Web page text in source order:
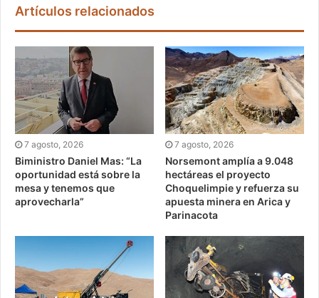
Artículos relacionados
7 agosto, 2026
Biministro Daniel Mas: “La
oportunidad está sobre la
mesa y tenemos que
aprovecharla”
7 agosto, 2026
Norsemont amplía a 9.048
hectáreas el proyecto
Choquelimpie y refuerza su
apuesta minera en Arica y
Parinacota